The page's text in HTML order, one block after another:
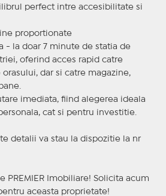
perfect intre accesibilitate si
proportionate
- la doar 7 minute de statia de
oferind acces rapid catre
dar si catre magazine,
imediata, fiind alegerea ideala
cat si pentru investitie.
detalii va stau la dispozitie la nr
PREMIER Imobiliare! Solicita acum
aceasta proprietate!